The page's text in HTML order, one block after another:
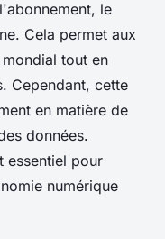
le
Cela permet aux
tout en
Cependant, cette
en matière de
données.
essentiel pour
numérique